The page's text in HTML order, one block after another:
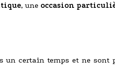
, une occasion
un certain temps et ne sont